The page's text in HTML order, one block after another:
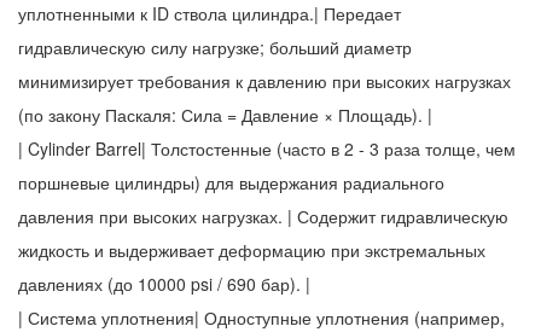
уплотненными к ID ствола цилиндра.| Передает
гидравлическую силу нагрузке; больший диаметр
минимизирует требования к давлению при высоких нагрузках
(по закону Паскаля: Сила = Давление × Площадь). |
| Cylinder Barrel| Толстостенные (часто в 2 - 3 раза толще, чем
поршневые цилиндры) для выдержания радиального
давления при высоких нагрузках. | Содержит гидравлическую
жидкость и выдерживает деформацию при экстремальных
давлениях (до 10000 psi / 690 бар). |
| Система уплотнения| Одноступные уплотнения (например,